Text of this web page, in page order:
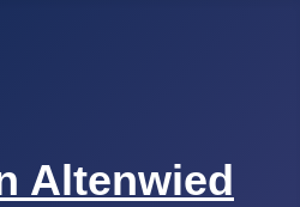
Altenwied